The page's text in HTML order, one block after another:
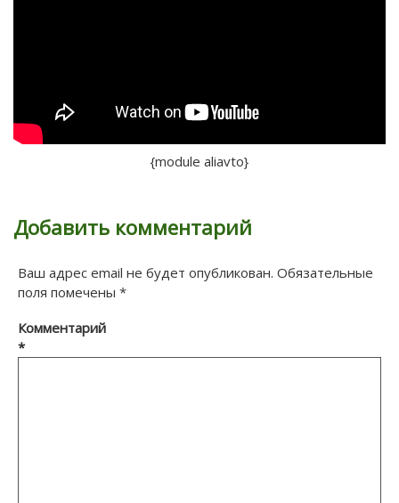
{module aliavto}
Добавить комментарий
Ваш адрес email не будет опубликован. Обязательные
поля помечены *
Комментарий
*